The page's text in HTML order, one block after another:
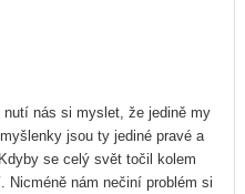
nás si myslet, že jedině my
jsou ty jediné pravé a
se celý svět točil kolem
Nicméně nám nečiní problém si